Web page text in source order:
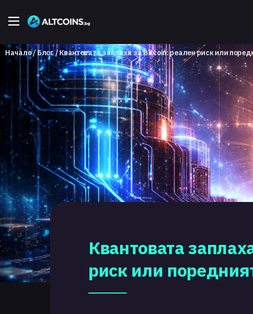
Начало Блог Квантовата заплаха за Bitcoin: реален риск или
Квантовата
риск или